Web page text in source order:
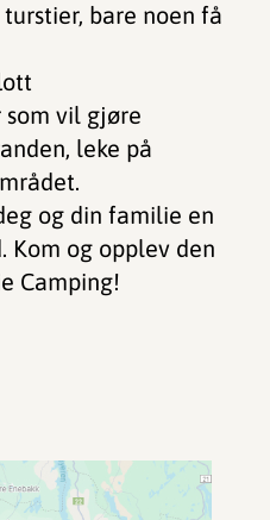
bare noen få
som vil gjøre
leke på
og din familie en
og opplev den
Camping!